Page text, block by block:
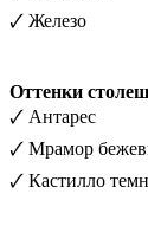
🗸 Железо
Оттенки
🗸 Антарес
🗸 Мрамор
🗸 Кастилло